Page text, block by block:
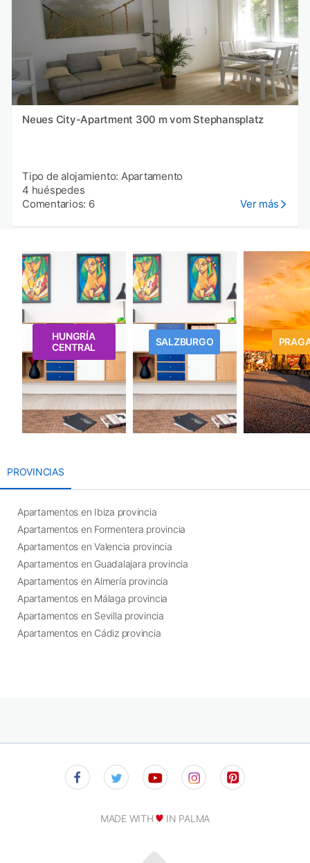
Neues City-Apartment 300 m vom Stephansplatz
Tipo de alojamiento: Apartamento
4 huéspedes
Comentarios: 6
Ver más
HUNGRÍA
CENTRAL
SALZBURGO
PROVINCIAS
Apartamentos en Ibiza provincia
Apartamentos en Formentera provincia
Apartamentos en Valencia provincia
Apartamentos en Guadalajara provincia
Apartamentos en Almería provincia
Apartamentos en Málaga provincia
Apartamentos en Sevilla provincia
Apartamentos en Cádiz provincia
MADE WITH IN PALMA